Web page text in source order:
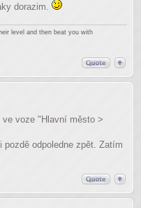
dorazim.
level and then beat you with
voze "Hlavní město >
odpoledne zpět. Zatím